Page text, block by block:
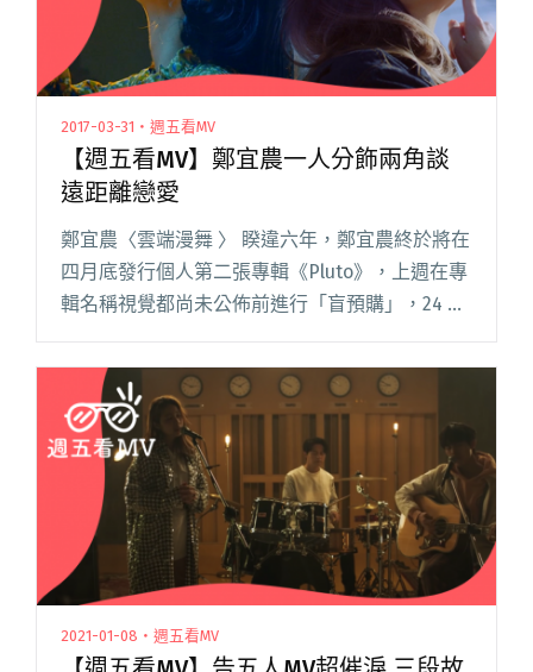
2017-03-31・週五看MV
【週五看MV】鄭宜農一人分飾兩角談
遠距離戀愛
鄭宜農〈雲端漫舞 〉 睽違六年，鄭宜農終於將在
四月底發行個人第二張專輯《Pluto》，上週在專
輯名稱視覺都尚未公佈前進行「盲預購」，24 小
張專輯《海王星》的冥王星為名，此輯是鄭宜農
首閱讀全文 "【週五看MV】鄭宜農一人分飾兩角
談遠距離戀愛"
2021-01-08・週五看MV